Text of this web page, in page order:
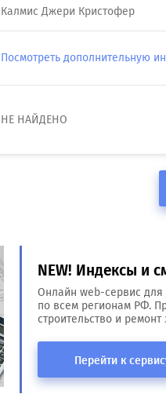
Калмис Джери Кристофер
Посмотреть дополнительную
НЕ НАЙДЕНО
NEW! Индексы и
Онлайн web-сервис для
по всем регионам РФ.
строительство и
Перейти к